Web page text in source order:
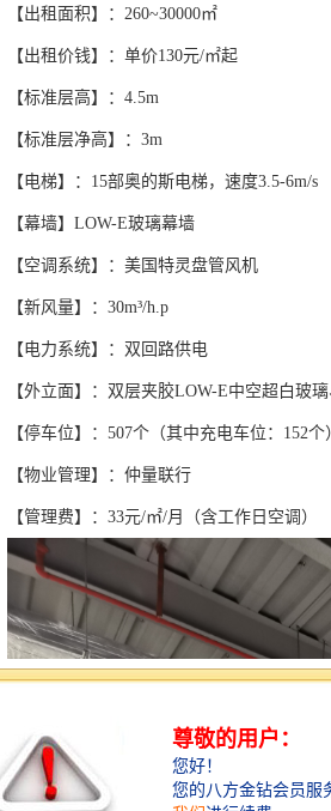
【出租面积】：260~30000㎡
【出租价钱】：单价130元/㎡起
【标准层高】：4.5m
【标准层净高】：3m
【电梯】：15部奥的斯电梯，速度3.5-6m/s
【幕墙】LOW-E玻璃幕墙
【空调系统】：美国特灵盘管风机
【新风量】：30m³/h.p
【电力系统】：双回路供电
【外立面】：双层夹胶LOW-E中空超白玻
【停车位】：507个（其中充电车位：152个
【物业管理】：仲量联行
【管理费】：33元/㎡/月（含工作日空调）